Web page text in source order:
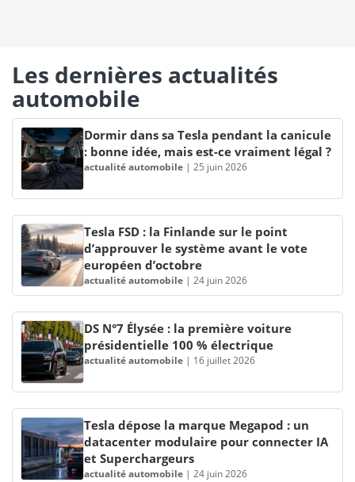
Les dernières actualités
automobile
Dormir dans sa Tesla pendant la canicule
: bonne idée, mais est-ce vraiment légal ?
actualité automobile | 25 juin 2026
Tesla FSD : la Finlande sur le point
d’approuver le système avant le vote
européen d’octobre
actualité automobile | 24 juin 2026
DS N°7 Élysée : la première voiture
présidentielle 100 % électrique
actualité automobile | 16 juillet 2026
Tesla dépose la marque Megapod : un
datacenter modulaire pour connecter IA
et Superchargeurs
actualité automobile | 24 juin 2026